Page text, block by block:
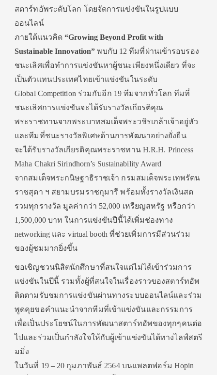
สตาร์ทอัพระดับโลก โดยจัดการแข่งขันในรูปแบบ
ออนไลน์
ภายใต้แนวคิด“Growing Beyond Profit with
Sustainable Innovation” พบกับ 12 ทีมที่ผ่านเข้ารอบรอง
ชนะเลิศเพื่อทำการแข่งขันหาผู้ชนะเพียงหนึ่งเดียว ที่จะ
เป็นตัวแทนประเทศไทยเข้าแข่งขันในระดับ
Global Competition ร่วมกับอีก 19 ทีมจากทั่วโลก ทีมที่
ชนะเลิศการแข่งขันจะได้รับรางวัลเกียรติคุณ
พระราชทานจากพระบาทสมเด็จพระวชิรเกล้าเจ้าอยู่หัว
และทีมที่ชนะรางวัลพิเศษด้านการพัฒนาอย่างยั่งยืน
จะได้รับรางวัลเกียรติคุณพระราชทาน H.R.H. Princess
Maha Chakri Sirindhorn’s Sustainability Award
จากสมเด็จพระกนิษฐาธิราชเจ้า กรมสมเด็จพระเทพรัตน
ราชสุดา ฯ สยามบรมราชกุมารี พร้อมทั้งรางวัลเงินสด
รวมทุกรางวัล มูลค่ากว่า 52,000 เหรียญสหรัฐ หรือกว่า
1,500,000 บาท ในการแข่งขันปีนี้ได้เพิ่มช่องทาง
networking และ virtual booth ที่ช่วยเพิ่มการมีส่วนร่วม
ของผู้ชมมากยิ่งขึ้น
ขอเชิญชวนนิสิตนักศึกษาที่สนใจแต่ไม่ได้เข้าร่วมการ
แข่งขันในปีนี้ รวมทั้งผู้ที่สนใจในเรื่องราวของสตาร์ทอัพ
ติดตามรับชมการแข่งขันผ่านทางระบบออนไลน์และร่วม
พูดคุยขอคำแนะนำจากทีมที่เข้าแข่งขันและกรรมการ
เพื่อเป็นประโยชน์ในการพัฒนาสตาร์ทอัพของทุกๆคนต่อ
ไปและร่วมเป็นกำลังใจให้กับผู้เข้าแข่งขันได้ทางไลฟ์สตรี
มมิ่ง
ในวันที่ 19 – 20 กุมภาพันธ์ 2564 บนแพลตฟอร์ม Hopin